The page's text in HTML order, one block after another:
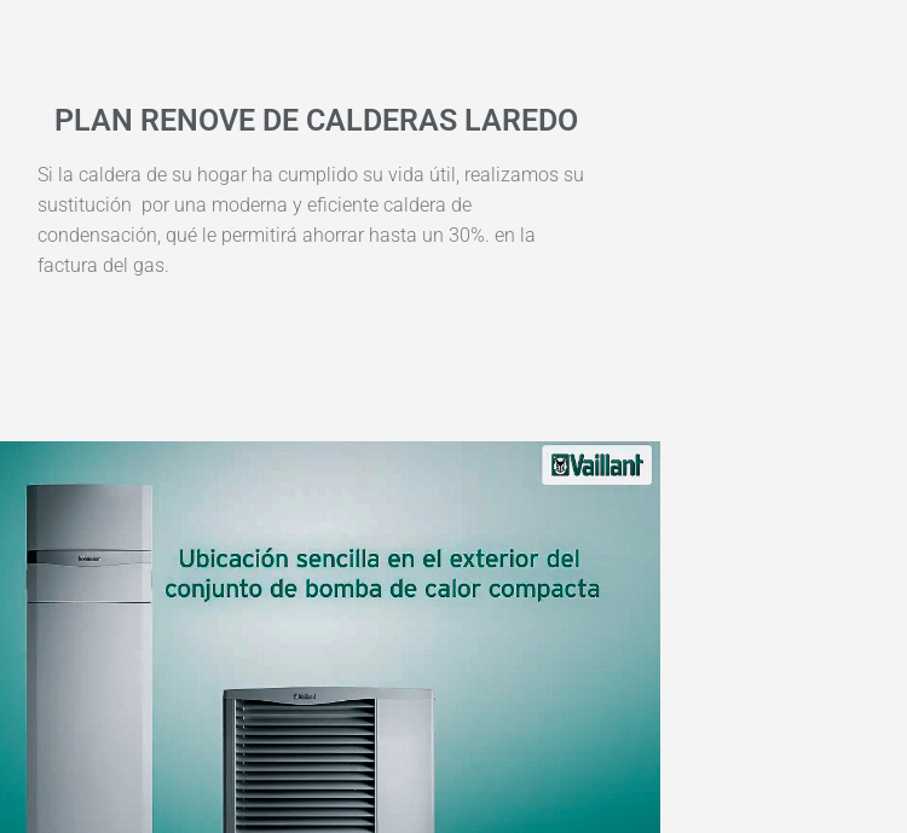
PLAN RENOVE DE CALDERAS LAREDO
Si la caldera de su hogar ha cumplido su vida útil, realizamos su
sustitución por una moderna y eficiente caldera de
condensación, qué le permitirá ahorrar hasta un 30%. en la
factura del gas.